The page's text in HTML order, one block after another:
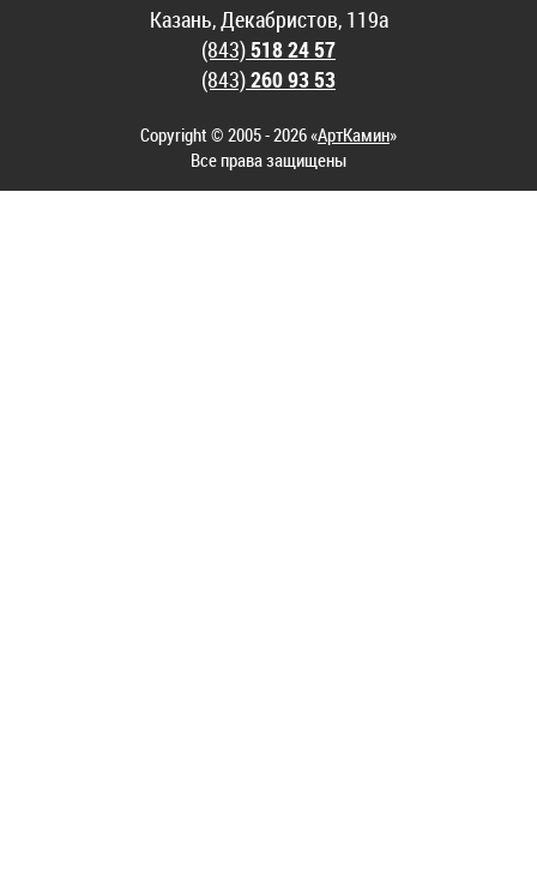
Казань, Декабристов, 119а
(843)518 24 57
(843)260 93 53
Copyright © 2005 - 2026 «АртКамин»
Все права защищены